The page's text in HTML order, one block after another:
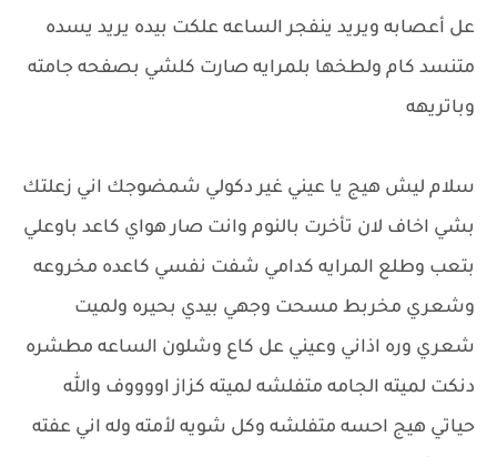
عل أعصابه ويريد ينفجر الساعه علكت بيده يريد يسده
متنسد كام ولطخها بلمرايه صارت كلشي بصفحه جامته
وباتريهه
سلام ليش هيج يا عيني غير دكولي شمضوجك اني زعلتك
بشي اخاف لان تأخرت بالنوم وانت صار هواي كاعد باوعلي
بتعب وطلع المرايه كدامي شفت نفسي كاعده مخروعه
وشعري مخربط مسحت وجهي بيدي بحيره ولميت
شعري وره اذاني وعيني عل كاع وشلون الساعه مطشره
دنكت لميته الجامه متفلشه لميته كزاز اووووف والله
حياتي هيج احسه متفلشه وكل شويه لأمته وله اني عفته